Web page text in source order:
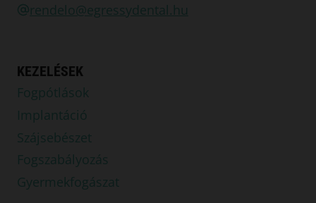
rendelo@egressydental.hu
KEZELÉSEK
Fogpótlások
Implantáció
Szájsebészet
Fogszabályozás
Gyermekfogászat